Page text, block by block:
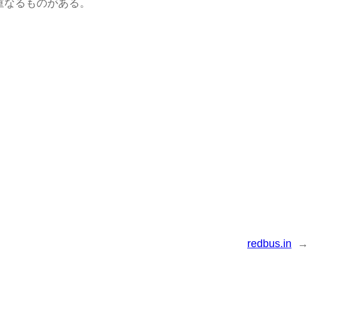
るものがある。
redbus.in →